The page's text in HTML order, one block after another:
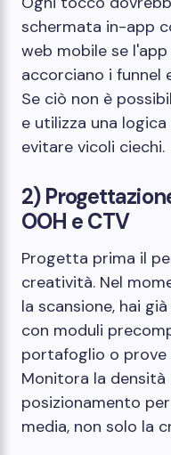
schermata in-app
web mobile se
accorciano i funnel
Se ciò non è
e utilizza una
evitare vicoli ciechi.
2)
OOH e CTV
Progetta prima il
creatività. Nel
la scansione, hai
con moduli
portafoglio o
Monitora la densità
posizionamento
media, non solo la